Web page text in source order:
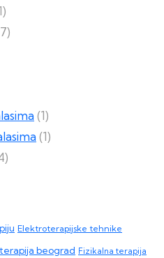
(1)
(1)
Elektroterapijske tehnike
beograd Fizikalna terapija